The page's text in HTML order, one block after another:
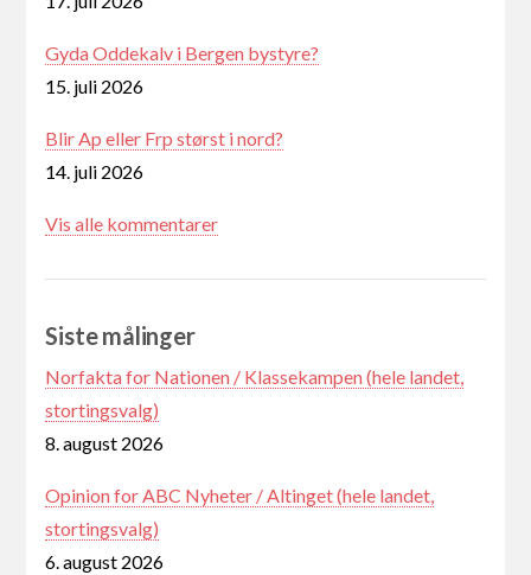
Gyda Oddekalv i Bergen bystyre?
15. juli 2026
Blir Ap eller Frp størst i nord?
14. juli 2026
Vis alle kommentarer
Siste målinger
Norfakta for Nationen / Klassekampen (hele landet,
stortingsvalg)
8. august 2026
Opinion for ABC Nyheter / Altinget (hele landet,
stortingsvalg)
6. august 2026